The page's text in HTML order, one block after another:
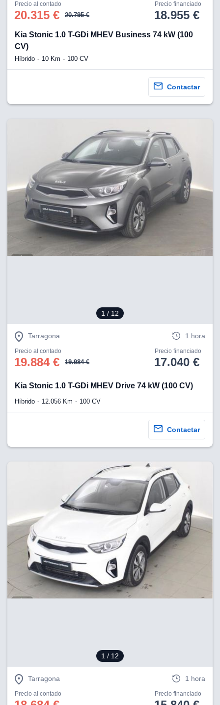
Precio al contado
20.315 € 20.795 €
Precio financiado
18.955 €
Kia Stonic 1.0 T-GDi MHEV Business 74 kW (100
CV)
Híbrido 10 Km 100 CV
Contactar
1 / 12
Tarragona 1 hora
Precio al contado
19.884 € 19.984 €
Precio financiado
17.040 €
Kia Stonic 1.0 T-GDi MHEV Drive 74 kW (100 CV)
Híbrido 12.056 Km 100 CV
Contactar
1 / 12
Tarragona 1 hora
Precio al contado Precio financiado